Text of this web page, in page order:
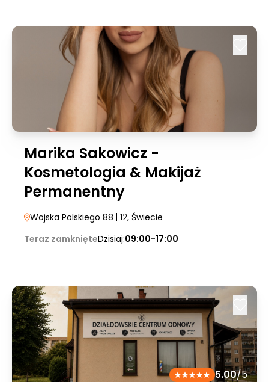
Marika Sakowicz -
Kosmetologia & Makijaż
Permanentny
Wojska Polskiego 88 | 12, Świecie
Teraz zamknięteDzisiaj:09:00-17:00
5.00/5